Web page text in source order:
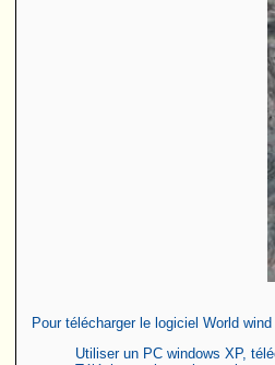
Pour télécharger le logiciel World
Utiliser un PC windows XP,